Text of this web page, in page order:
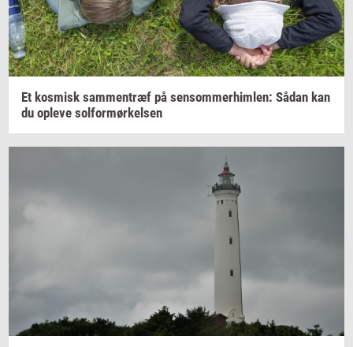
Et kos­misk sam­men­træf på sen­som­mer­him­len: Sådan kan
du op­le­ve sol­for­mør­kel­sen